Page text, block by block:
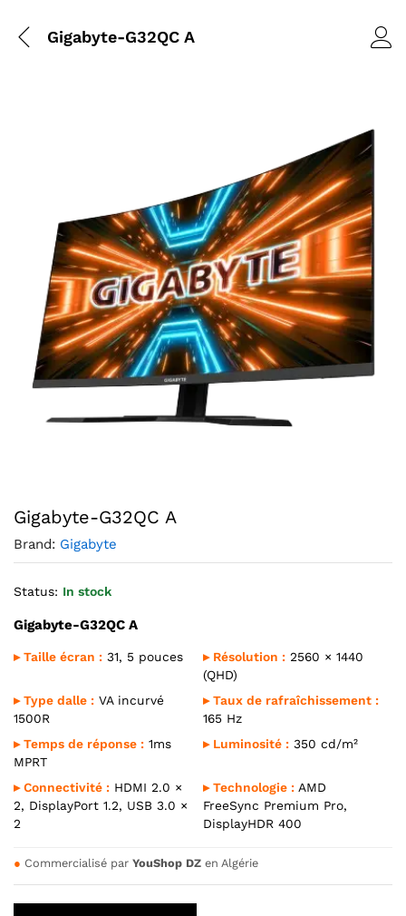
Gigabyte-G32QC A
Gigabyte-G32QC A
Brand: Gigabyte
Status: In stock
Gigabyte-G32QC A
▸ Taille écran : 31, 5 pouces ▸ Résolution : 2560 × 1440
(QHD)
▸ Type dalle : VA incurvé
1500R
▸ Taux de rafraîchissement :
165 Hz
▸ Temps de réponse : 1ms
MPRT
▸ Luminosité : 350 cd/m²
▸ Connectivité : HDMI 2.0 ×
2, DisplayPort 1.2, USB 3.0 ×
2
▸ Technologie : AMD
FreeSync Premium Pro,
DisplayHDR 400
● Commercialisé par YouShop DZ en Algérie